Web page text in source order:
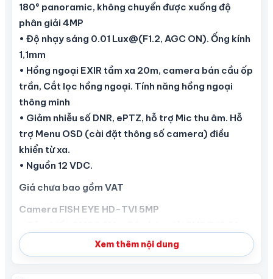
180° panoramic, không chuyển được xuống độ
phân giải 4MP
• Độ nhạy sáng 0.01 Lux@(F1.2, AGC ON). Ống kính
1,1mm
• Hồng ngoại EXIR tầm xa 20m, camera bán cầu ốp
trần, Cắt lọc hồng ngoại. Tính năng hồng ngoại
thông minh
• Giảm nhiễu số DNR, ePTZ, hỗ trợ Mic thu âm. Hỗ
trợ Menu OSD (cài đặt thông số camera) điều
khiển từ xa.
• Nguồn 12 VDC.
Giá chưa bao gồm VAT
Camera FISH EYE HD-TVI 5MP
180° panoramic, không chuyển được xuống độ
phân giải 4MP
• Độ nhạy sáng 0.01 Lux@(F1.2, AGC ON). Ống kính
Xem thêm nội dung